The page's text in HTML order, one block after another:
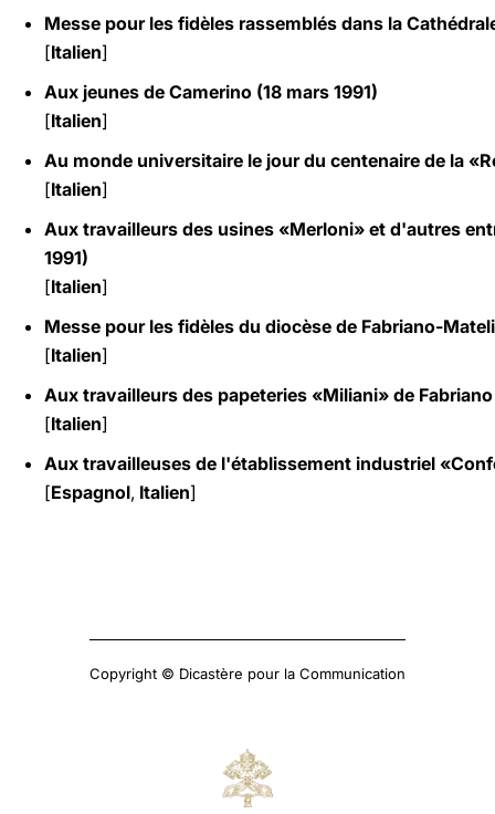
Messe pour les fidèles rassemblés dans la
[Italien]
Aux jeunes de Camerino (18 mars 1991)
[Italien]
Au monde universitaire le jour du centenaire de la
[Italien]
Aux travailleurs des usines «Merloni» et d'autres
1991)
[Italien]
Messe pour les fidèles du diocèse de Fabriano-
[Italien]
Aux travailleurs des papeteries «Miliani» de Fabriano
[Italien]
Aux travailleuses de l'établissement industriel
[Espagnol, Italien]
Copyright © Dicastère pour la Communication